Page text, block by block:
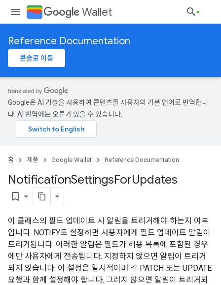
Wallet
Reference Documentation
콘솔로 이동
Google은 AI 기술을 사용하여 콘텐츠를 사용자의 기본 언어로 번역합니
다. AI 번역에는 오류가 있을 수 있습니다.
홈 제품 Google Wallet Reference Documentation
NotificationSettingsForUpdates
bookmark_border
이 클래스의 필드 업데이트 시 알림을 트리거해야 하는지 여부
입니다. NOTIFY로 설정하면 사용자에게 필드 업데이트 알림이
트리거됩니다. 이러한 알림은 필드가 허용 목록에 포함된 경우
에만 사용자에게 전송됩니다. 지정하지 않으면 알림이 트리거
되지 않습니다. 이 설정은 일시적이며 각 PATCH 또는 UPDATE
요청과 함께 설정해야 합니다. 그러지 않으면 알림이 트리거되